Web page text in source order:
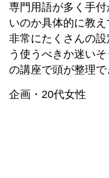
専門用語が多く手
いのか具体的に教え
非常にたくさんの
う使うべきか迷い
の講座で頭が整理で
企画・20代女性